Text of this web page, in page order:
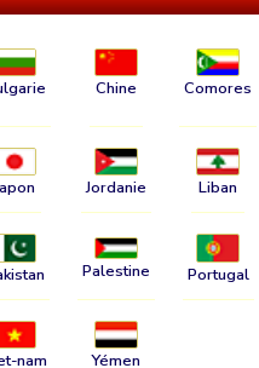
Chine Comores
Jordanie Liban
Palestine Portugal
nam Yémen